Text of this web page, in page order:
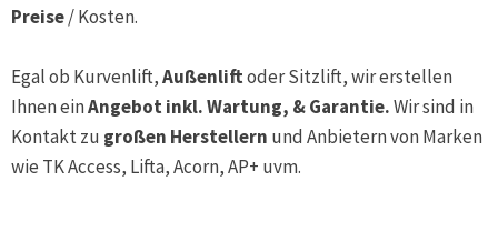
Preise/ Kosten.
Egal ob Kurvenlift,Außenliftoder Sitzlift, wir erstellen
Ihnen einAngebot inkl. Wartung, & Garantie.Wir sind in
Kontakt zu großen Herstellern und Anbietern von Marken
wie TK Access, Lifta, Acorn, AP+ uvm.